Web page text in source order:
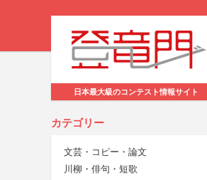
日本最大級のコンテスト情報サイト
カテゴリー
文芸・コピー・論文
川柳・俳句・短歌